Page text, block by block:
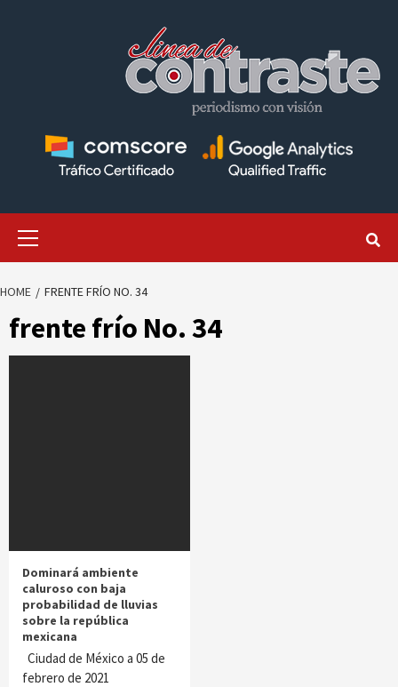
HOME FRENTE FRÍO NO. 34
frente frío No. 34
Dominará ambiente
caluroso con baja
probabilidad de lluvias
sobre la república
mexicana
Ciudad de México a 05 de
febrero de 2021